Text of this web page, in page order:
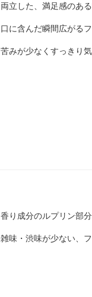
両立した、満足感のあ
口に含んだ瞬間広がる
苦みが少なくすっきり
香り成分のルプリン部
雑味・渋味が少ない、